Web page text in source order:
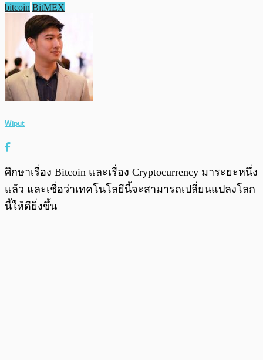
bitcoin BitMEX
Wiput
ศึกษาเรื่อง Bitcoin และเรื่อง Cryptocurrency มาระยะหนึ่ง
แล้ว และเชื่อว่าเทคโนโลยีนี้จะสามารถเปลี่ยนแปลงโลก
นี้ให้ดียิ่งขึ้น